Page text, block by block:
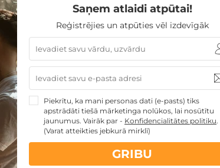
249€
PĒRKU
2 naktis ar
atpūtu un
Daugavpils
499€
Par 2 naktīm
Saņem atlaidi atpūtai!
Reģistrējies un atpūties vēl izdevīgāk
Piekrītu, ka mani personas dati (e-pasts) tiks
apstrādāti tiešā mārketinga nolūkos, lai nosūtītu
jaunumus. Vairāk par - Konfidencialitātes politiku.
(Varat atteikties jebkurā mirklī)
GRIBU